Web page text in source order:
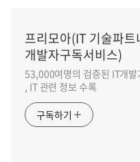
프리모아(IT 기술파
개발자구독서비스)
53,000여명의 검증된 IT개
, IT 관련 정보 수록
구독하기